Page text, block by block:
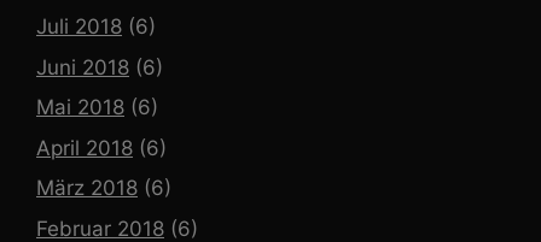
Juli 2018 (6)
Juni 2018 (6)
Mai 2018 (6)
April 2018 (6)
März 2018 (6)
Februar 2018 (6)